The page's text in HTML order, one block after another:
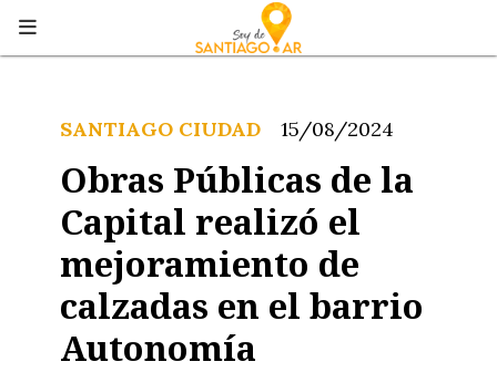
Obras Públicas de la
Capital realizó el
mejoramiento de
calzadas en el barrio
Autonomía
SANTIAGO CIUDAD 15/08/2024